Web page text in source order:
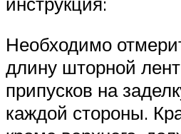
Необходимо
длину шторной
припусков на
каждой стороны.